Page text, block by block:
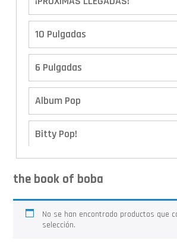
10 Pulgadas
6 Pulgadas
Album Pop
Bitty Pop!
Calendario de Adviento
the book of boba
No se han encontrado productos que
selección.